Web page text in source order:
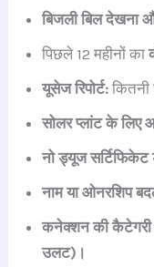
बिजली बिल देखना
पिछले 12 महीनों का
यूसेज रिपोर्ट: कितनी
सोलर प्लांट के लिए
नो ड्यूज सर्टिफिकेट
नाम या ओनरशिप
कनेक्शन की कैटेगरी
उलट)।